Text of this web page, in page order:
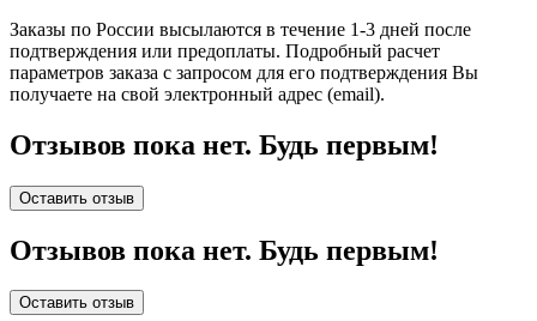
Заказы по России высылаются в течение 1-3 дней после
подтверждения или предоплаты. Подробный расчет
параметров заказа с запросом для его подтверждения Вы
получаете на свой электронный адрес (email).
Отзывов пока нет. Будь первым!
Оставить отзыв
Отзывов пока нет. Будь первым!
Оставить отзыв